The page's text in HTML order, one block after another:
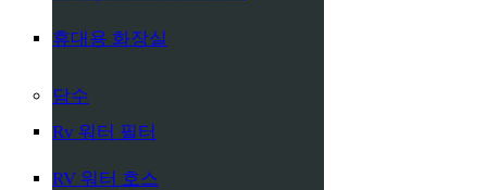
휴대용 화장실
담수
Rv 워터 필터
RV 워터 호스